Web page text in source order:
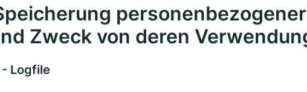
personenbezogener
Zweck von deren
Logfile